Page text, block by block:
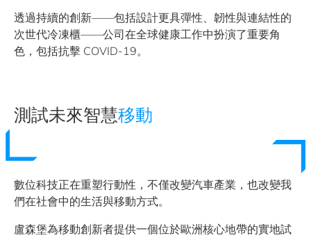
透過持續的創新——包括設計更具彈性、韌性與連結性的
次世代冷凍櫃——公司在全球健康工作中扮演了重要角
色，包括抗擊 COVID-19。
測試未來智慧移動
數位科技正在重塑行動性，不僅改變汽車產業，也改變我
們在社會中的生活與移動方式。
盧森堡為移動創新者提供一個位於歐洲核心地帶的實地試